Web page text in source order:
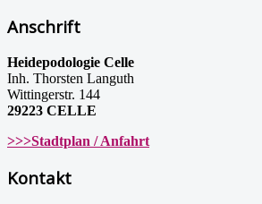
Anschrift
Heidepodologie Celle
Inh. Thorsten Languth
Wittingerstr. 144
29223 CELLE
>>>Stadtplan / Anfahrt
Kontakt